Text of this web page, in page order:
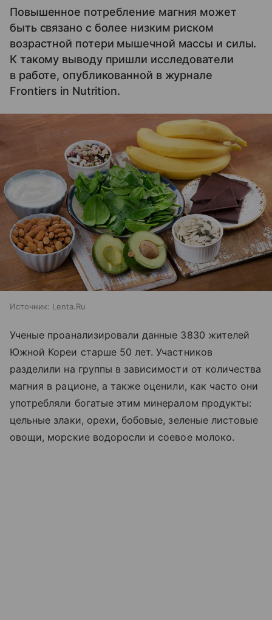
Повышенное потребление магния может
быть связано с более низким риском
возрастной потери мышечной массы и силы.
К такому выводу пришли исследователи
в работе, опубликованной в журнале
Frontiers in Nutrition.
Источник: Lenta.Ru
Ученые проанализировали данные 3830 жителей
Южной Кореи старше 50 лет. Участников
разделили на группы в зависимости от количества
магния в рационе, а также оценили, как часто они
употребляли богатые этим минералом продукты:
цельные злаки, орехи, бобовые, зеленые листовые
овощи, морские водоросли и соевое молоко.